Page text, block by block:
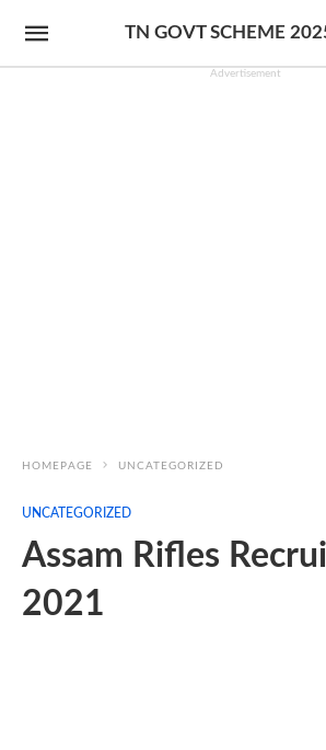
TN GOVT SCHEME
Advertisement
HOMEPAGE UNCATEGORIZED
UNCATEGORIZED
Assam Rifles
2021